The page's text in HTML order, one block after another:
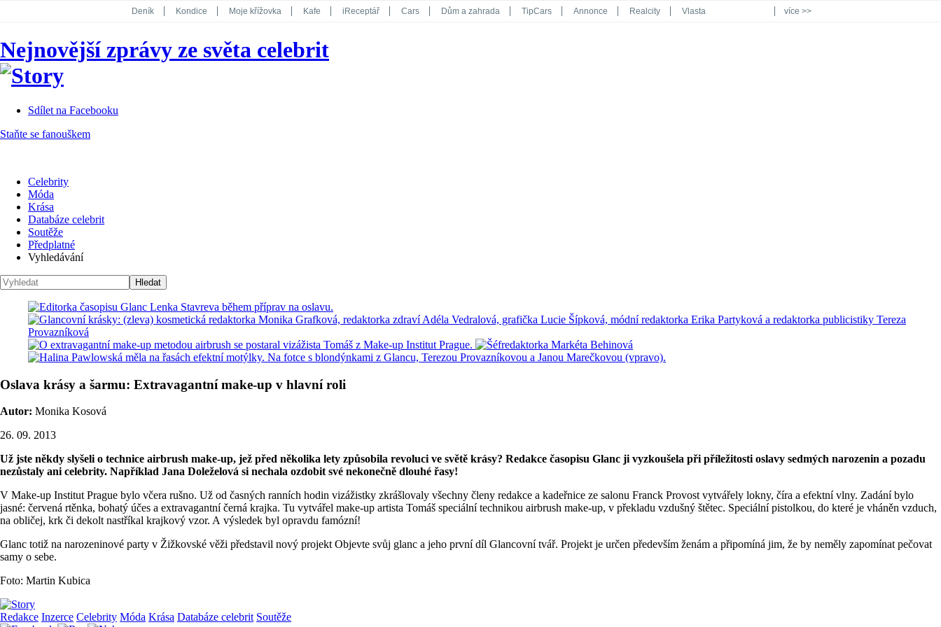
Deník Kondice Moje křížovka Kafe iReceptář Cars Dům a zahrada TipCars Annonce Realcity Vlasta
Koktejl
více >>
Nejnovější zprávy ze světa celebrit
Sdílet na Facebooku
Staňte se fanouškem
Celebrity
Móda
Krása
Databáze celebrit
Soutěže
Předplatné
Vyhledávání
Oslava krásy a šarmu: Extravagantní make-up v hlavní roli
Autor: Monika Kosová
26. 09. 2013
Už jste někdy slyšeli o technice airbrush make-up, jež před několika lety způsobila revoluci ve světě krásy? Redakce časopisu Glanc ji vyzkoušela při příležitosti oslavy sedmých narozenin a pozadu
nezůstaly ani celebrity. Například Jana Doleželová si nechala ozdobit své nekonečně dlouhé řasy!
V Make-up Institut Prague bylo včera rušno. Už od časných ranních hodin vizážistky zkrášlovaly všechny členy redakce a kadeřnice ze salonu Franck Provost vytvářely lokny, číra a efektní vlny. Zadání bylo
jasné: červená rtěnka, bohatý účes a extravagantní černá krajka. Tu vytvářel make-up artista Tomáš speciální technikou airbrush make-up, v překladu vzdušný štětec. Speciální pistolkou, do které je vháněn vzduch,
na obličej, krk či dekolt nastříkal krajkový vzor. A výsledek byl opravdu famózní!
Glanc totiž na narozeninové party v Žižkovské věži představil nový projekt Objevte svůj glanc a jeho první díl Glancovní tvář. Projekt je určen především ženám a připomíná jim, že by neměly zapomínat pečovat
samy o sebe.
Foto: Martin Kubica
Redakce Inzerce Celebrity Móda Krása Databáze celebrit Soutěže